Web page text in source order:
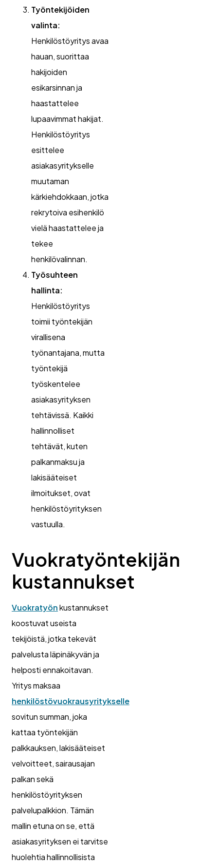
Työntekijöiden
valinta:
Henkilöstöyritys avaa
hauan, suorittaa
hakijoiden
esikarsinnan ja
haastattelee
lupaavimmat hakijat.
Henkilöstöyritys
esittelee
asiakasyritykselle
muutaman
kärkiehdokkaan, jotka
rekrytoiva esihenkilö
vielä haastattelee ja
tekee
henkilövalinnan.
Työsuhteen
hallinta:
Henkilöstöyritys
toimii työntekijän
virallisena
työnantajana, mutta
työntekijä
työskentelee
asiakasyrityksen
tehtävissä. Kaikki
hallinnolliset
tehtävät, kuten
palkanmaksu ja
lakisääteiset
ilmoitukset, ovat
henkilöstöyrityksen
vastuulla.
Vuokratyöntekijän
kustannukset
Vuokratyönkustannukset
koostuvat useista
tekijöistä, jotka tekevät
palvelusta läpinäkyvän ja
helposti ennakoitavan.
Yritys maksaa
henkilöstövuokrausyritykselle
sovitun summan, joka
kattaa työntekijän
palkkauksen, lakisääteiset
velvoitteet, sairausajan
palkan sekä
henkilöstöyrityksen
palvelupalkkion. Tämän
mallin etuna on se, että
asiakasyrityksen ei tarvitse
huolehtia hallinnollisista